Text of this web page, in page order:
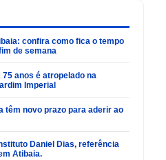
confira como fica o tempo
de semana
anos é atropelado na
Imperial
têm novo prazo para aderir ao
Daniel Dias, referência
Atibaia.